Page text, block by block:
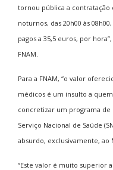
tornou pública a contratação
noturnos, das 20h00 às
pagos a 35,5 euros, por
FNAM.
Para a FNAM, “o valor
médicos é um insulto a
concretizar um programa de
Serviço Nacional de Saúde
absurdo, exclusivamente, ao
“Este valor é muito superior